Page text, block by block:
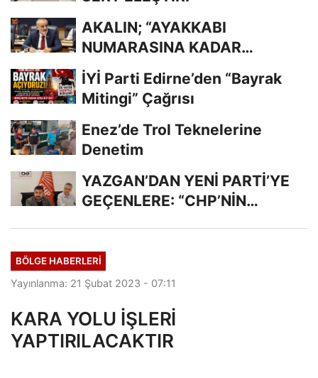
AKALIN; “AYAKKABI
NUMARASINA KADAR
BİLİYORDUNUZ, ADRESİNİ Mİ
UNUTTUNUZ?”
İYİ Parti Edirne’den “Bayrak
Mitingi” Çağrısı
Enez’de Trol Teknelerine
Denetim
YAZGAN’DAN YENİ PARTİ’YE
GEÇENLERE: “CHP’NİN
BÖLGE HABERLERİ
Yayınlanma: 21 Şubat 2023 - 07:11
KARA YOLU İŞLERİ
YAPTIRILACAKTIR